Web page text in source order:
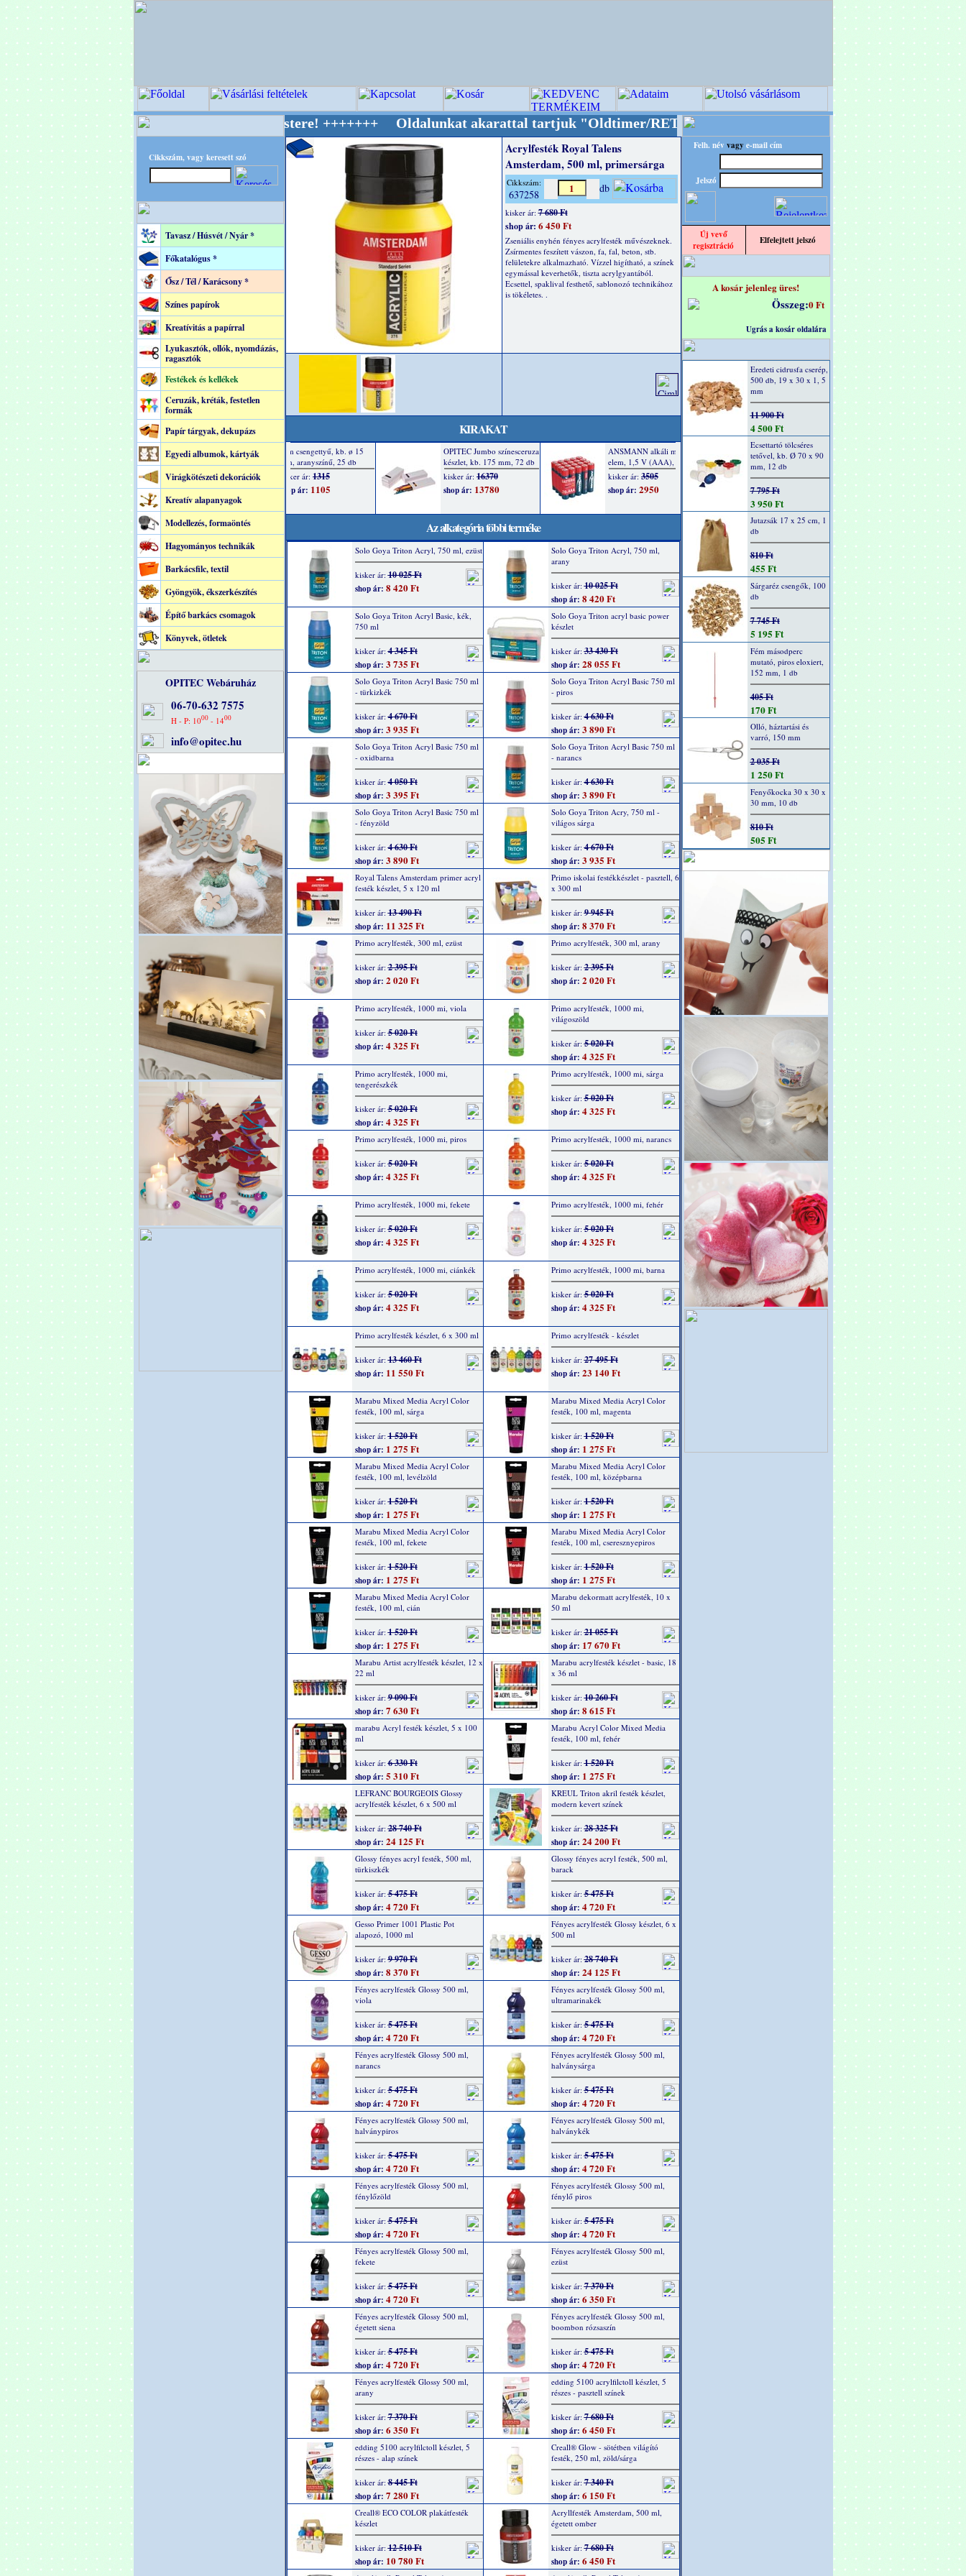
Cikkszám, vagy keresett szó
Tavasz / Húsvét / Nyár *
Főkatalógus *
Ősz / Tél / Karácsony *
Színes papírok
Kreatívitás a papírral
Lyukasztók, ollók, nyomdázás,
ragasztók
Festékek és kellékek
Ceruzák, kréták, festetlen
formák
Papír tárgyak, dekupázs
Egyedi albumok, kártyák
Virágkötészeti dekorációk
Kreatív alapanyagok
Modellezés, formaöntés
Hagyományos technikák
Barkácsfilc, textil
Gyöngyök, ékszerkészítés
Építő barkács csomagok
Könyvek, ötletek
OPITEC Webáruház
06-70-632 7575
H - P: 1000 - 1400
info@opitec.hu
OPITEC - A Kreatív Világ Mestere! +++++++ Oldalunkat akarattal tartjuk "Oldtimer/RETRO" designba!
+++++++ OPITEC - A Kreatív
Acrylfesték Royal Talens
Amsterdam, 500 ml, primersárga
Cikkszám:
637258 db
kisker ár:7 680 Ft
shop ár: 6 450 Ft
Zseniális enyhén fényes acrylfesték művészeknek.
Zsírmentes feszített vászon, fa, fal, beton, stb.
felületekre alkalmazható. Vízzel higítható, a színek
egymással keverhetők, tiszta acrylgyantából.
Ecsettel, spaklival festhető, sablonozó technikához
is tökéletes. .
KIRAKAT
Az alkategória többi terméke
Solo Goya Triton Acryl, 750 ml, ezüst
kisker ár:10 025 Ft
shop ár: 8 420 Ft
Solo Goya Triton Acryl, 750 ml,
arany
kisker ár:10 025 Ft
shop ár: 8 420 Ft
Solo Goya Triton Acryl Basic, kék,
750 ml
kisker ár:4 345 Ft
shop ár: 3 735 Ft
Solo Goya Triton acryl basic power
készlet
kisker ár:33 430 Ft
shop ár: 28 055 Ft
Solo Goya Triton Acryl Basic 750 ml
- türkizkék
kisker ár:4 670 Ft
shop ár: 3 935 Ft
Solo Goya Triton Acryl Basic 750 ml
- piros
kisker ár:4 630 Ft
shop ár: 3 890 Ft
Solo Goya Triton Acryl Basic 750 ml
- oxidbarna
kisker ár:4 050 Ft
shop ár: 3 395 Ft
Solo Goya Triton Acryl Basic 750 ml
- narancs
kisker ár:4 630 Ft
shop ár: 3 890 Ft
Solo Goya Triton Acryl Basic 750 ml
- fényzöld
kisker ár:4 630 Ft
shop ár: 3 890 Ft
Solo Goya Triton Acry, 750 ml -
világos sárga
kisker ár:4 670 Ft
shop ár: 3 935 Ft
Royal Talens Amsterdam primer acryl
festék készlet, 5 x 120 ml
kisker ár:13 490 Ft
shop ár: 11 325 Ft
Primo iskolai festékkészlet - pasztell, 6
x 300 ml
kisker ár:9 945 Ft
shop ár: 8 370 Ft
Primo acrylfesték, 300 ml, ezüst
kisker ár:2 395 Ft
shop ár: 2 020 Ft
Primo acrylfesték, 300 ml, arany
kisker ár:2 395 Ft
shop ár: 2 020 Ft
Primo acrylfesték, 1000 mi, viola
kisker ár:5 020 Ft
shop ár: 4 325 Ft
Primo acrylfesték, 1000 mi,
világoszöld
kisker ár:5 020 Ft
shop ár: 4 325 Ft
Primo acrylfesték, 1000 mi,
tengerészkék
kisker ár:5 020 Ft
shop ár: 4 325 Ft
Primo acrylfesték, 1000 mi, sárga
kisker ár:5 020 Ft
shop ár: 4 325 Ft
Primo acrylfesték, 1000 mi, piros
kisker ár:5 020 Ft
shop ár: 4 325 Ft
Primo acrylfesték, 1000 mi, narancs
kisker ár:5 020 Ft
shop ár: 4 325 Ft
Primo acrylfesték, 1000 mi, fekete
kisker ár:5 020 Ft
shop ár: 4 325 Ft
Primo acrylfesték, 1000 mi, fehér
kisker ár:5 020 Ft
shop ár: 4 325 Ft
Primo acrylfesték, 1000 mi, ciánkék
kisker ár:5 020 Ft
shop ár: 4 325 Ft
Primo acrylfesték, 1000 mi, barna
kisker ár:5 020 Ft
shop ár: 4 325 Ft
Primo acrylfesték készlet, 6 x 300 ml
kisker ár:13 460 Ft
shop ár: 11 550 Ft
Primo acrylfesték - készlet
kisker ár:27 495 Ft
shop ár: 23 140 Ft
Marabu Mixed Media Acryl Color
festék, 100 ml, sárga
kisker ár:1 520 Ft
shop ár: 1 275 Ft
Marabu Mixed Media Acryl Color
festék, 100 ml, magenta
kisker ár:1 520 Ft
shop ár: 1 275 Ft
Marabu Mixed Media Acryl Color
festék, 100 ml, levélzöld
kisker ár:1 520 Ft
shop ár: 1 275 Ft
Marabu Mixed Media Acryl Color
festék, 100 ml, középbarna
kisker ár:1 520 Ft
shop ár: 1 275 Ft
Marabu Mixed Media Acryl Color
festék, 100 ml, fekete
kisker ár:1 520 Ft
shop ár: 1 275 Ft
Marabu Mixed Media Acryl Color
festék, 100 ml, cseresznyepiros
kisker ár:1 520 Ft
shop ár: 1 275 Ft
Marabu Mixed Media Acryl Color
festék, 100 ml, cián
kisker ár:1 520 Ft
shop ár: 1 275 Ft
Marabu dekormatt acrylfesték, 10 x
50 ml
kisker ár:21 055 Ft
shop ár: 17 670 Ft
Marabu Artist acrylfesték készlet, 12 x
22 ml
kisker ár:9 090 Ft
shop ár: 7 630 Ft
Marabu acrylfesték készlet - basic, 18
x 36 ml
kisker ár:10 260 Ft
shop ár: 8 615 Ft
marabu Acryl festék készlet, 5 x 100
ml
kisker ár:6 330 Ft
shop ár: 5 310 Ft
Marabu Acryl Color Mixed Media
festék, 100 ml, fehér
kisker ár:1 520 Ft
shop ár: 1 275 Ft
LEFRANC BOURGEOIS Glossy
acrylfesték készlet, 6 x 500 ml
kisker ár:28 740 Ft
shop ár: 24 125 Ft
KREUL Triton akril festék készlet,
modern kevert színek
kisker ár:28 325 Ft
shop ár: 24 200 Ft
Glossy fényes acryl festék, 500 ml,
türkiszkék
kisker ár:5 475 Ft
shop ár: 4 720 Ft
Glossy fényes acryl festék, 500 ml,
barack
kisker ár:5 475 Ft
shop ár: 4 720 Ft
Gesso Primer 1001 Plastic Pot
alapozó, 1000 ml
kisker ár:9 970 Ft
shop ár: 8 370 Ft
Fényes acrylfesték Glossy készlet, 6 x
500 ml
kisker ár:28 740 Ft
shop ár: 24 125 Ft
Fényes acrylfesték Glossy 500 ml,
viola
kisker ár:5 475 Ft
shop ár: 4 720 Ft
Fényes acrylfesték Glossy 500 ml,
ultramarinakék
kisker ár:5 475 Ft
shop ár: 4 720 Ft
Fényes acrylfesték Glossy 500 ml,
narancs
kisker ár:5 475 Ft
shop ár: 4 720 Ft
Fényes acrylfesték Glossy 500 ml,
halványsárga
kisker ár:5 475 Ft
shop ár: 4 720 Ft
Fényes acrylfesték Glossy 500 ml,
halványpiros
kisker ár:5 475 Ft
shop ár: 4 720 Ft
Fényes acrylfesték Glossy 500 ml,
halványkék
kisker ár:5 475 Ft
shop ár: 4 720 Ft
Fényes acrylfesték Glossy 500 ml,
fénylőzöld
kisker ár:5 475 Ft
shop ár: 4 720 Ft
Fényes acrylfesték Glossy 500 ml,
fénylő piros
kisker ár:5 475 Ft
shop ár: 4 720 Ft
Fényes acrylfesték Glossy 500 ml,
fekete
kisker ár:5 475 Ft
shop ár: 4 720 Ft
Fényes acrylfesték Glossy 500 ml,
ezüst
kisker ár:7 370 Ft
shop ár: 6 350 Ft
Fényes acrylfesték Glossy 500 ml,
égetett siena
kisker ár:5 475 Ft
shop ár: 4 720 Ft
Fényes acrylfesték Glossy 500 ml,
boombon rózsaszín
kisker ár:5 475 Ft
shop ár: 4 720 Ft
Fényes acrylfesték Glossy 500 ml,
arany
kisker ár:7 370 Ft
shop ár: 6 350 Ft
edding 5100 acrylfilctoll készlet, 5
részes - pasztell színek
kisker ár:7 680 Ft
shop ár: 6 450 Ft
edding 5100 acrylfilctoll készlet, 5
részes - alap színek
kisker ár:8 445 Ft
shop ár: 7 280 Ft
Creall® Glow - sötétben világító
festék, 250 ml, zöld/sárga
kisker ár:7 340 Ft
shop ár: 6 150 Ft
Creall® ECO COLOR plakátfesték
készlet
kisker ár:12 510 Ft
shop ár: 10 780 Ft
Acryllfesték Amsterdam, 500 ml,
égetett omber
kisker ár:7 680 Ft
shop ár: 6 450 Ft
Felh. név vagy e-mail cím
Jelszó
Új vevő
regisztráció
Elfelejtett jelszó
A kosár jelenleg üres!
Összeg:0 Ft
Ugrás a kosár oldalára
Eredeti cidrusfa cserép,
500 db, 19 x 30 x 1, 5
mm
11 900 Ft
4 500 Ft
Ecsettartó tölcséres
tetővel, kb. Ø 70 x 90
mm, 12 db
7 795 Ft
3 950 Ft
Jutazsák 17 x 25 cm, 1
db
810 Ft
455 Ft
Sárgaréz csengők, 100
db
7 745 Ft
5 195 Ft
Fém másodperc
mutató, piros eloxiert,
152 mm, 1 db
405 Ft
170 Ft
Olló, háztartási és
varró, 150 mm
2 035 Ft
1 250 Ft
Fenyőkocka 30 x 30 x
30 mm, 10 db
810 Ft
505 Ft